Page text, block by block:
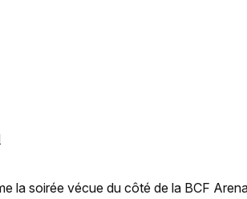
la soirée vécue du côté de la BCF